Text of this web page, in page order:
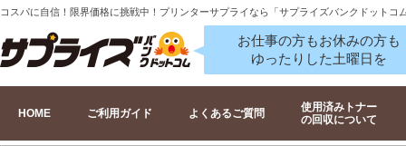
コスパに自信！限界価格に挑戦中！プリンターサプライなら「サプライズバンクドットコ
お仕事の方もお休みの方も
ゆったりした土曜日を
HOME ご利用ガイド よくあるご質問
使用済みトナー
の回収について